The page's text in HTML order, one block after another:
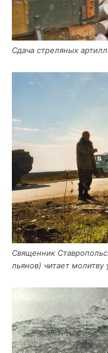
Сда­ча стре­ля­ных
Свя­щен­ник
лья­нов) чита­ет